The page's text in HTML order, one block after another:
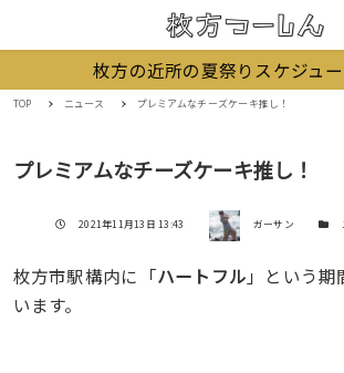
枚方の近所の夏祭りスケジュ
TOP ニュース プレミアムなチーズケーキ推し！
プレミアムなチーズケーキ推し！
投稿日
2021年11月13日 13:43 著者 ガーサン カテ
枚方市駅構内に「ハートフル 」という
います。